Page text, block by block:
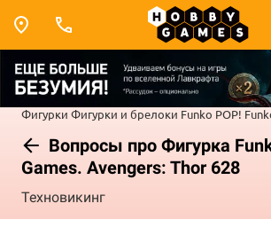
Фигурки Фигурки и брелоки Funko POP!
Вопросы про Фигурка
Games. Avengers: Thor 628
Техновикинг